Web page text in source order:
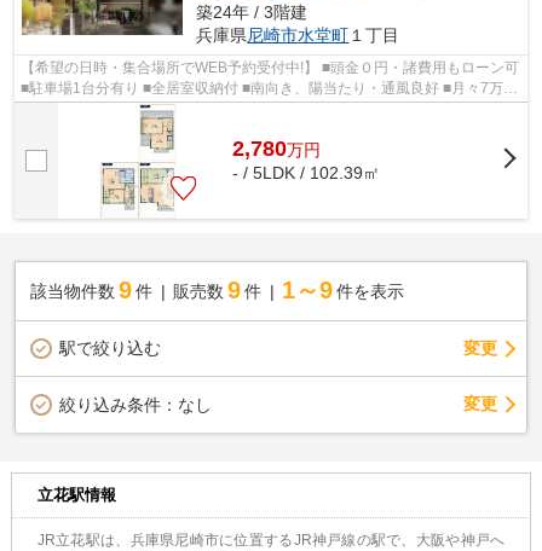
築24年 / 3階建
兵庫県尼崎市水堂町 １丁目
【希望の日時・集合場所でWEB予約受付中!】 ■頭金０円・諸費用もローン可
■駐車場1台分有り ■全居室収納付 ■南向き、陽当たり・通風良好 ■月々7万円
台から購入可能 ■旭化成ホームズ...
2,780万円
- / 5LDK / 102.39㎡
該当物件数 9件 販売数 9 件 1～9 件を表示
駅で絞り込む 変更
絞り込み条件： なし 変更
立花駅情報
JR立花駅は、兵庫県尼崎市に位置するJR神戸線の駅で、大阪や神戸へ